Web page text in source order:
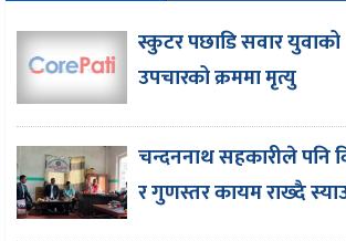
स्कुटर पछाडि सवार युवाको
उपचारको क्रममा मृत्यु
चन्दननाथ सहकारीले पनि
र गुणस्तर कायम राख्दै